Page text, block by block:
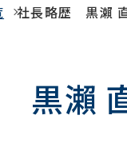
社長略歴 黒瀨
黒瀨